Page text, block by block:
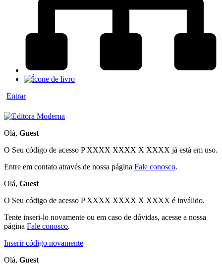
Entrar
Olá, Guest
O Seu código de acesso P XXXX XXXX X XXXX já está em uso.
Entre em contato através de nossa página Fale conosco.
Olá, Guest
O Seu código de acesso P XXXX XXXX X XXXX é inválido.
Tente inseri-lo novamente ou em caso de dúvidas, acesse a nossa
página Fale conosco.
Inserir código novamente
Olá, Guest